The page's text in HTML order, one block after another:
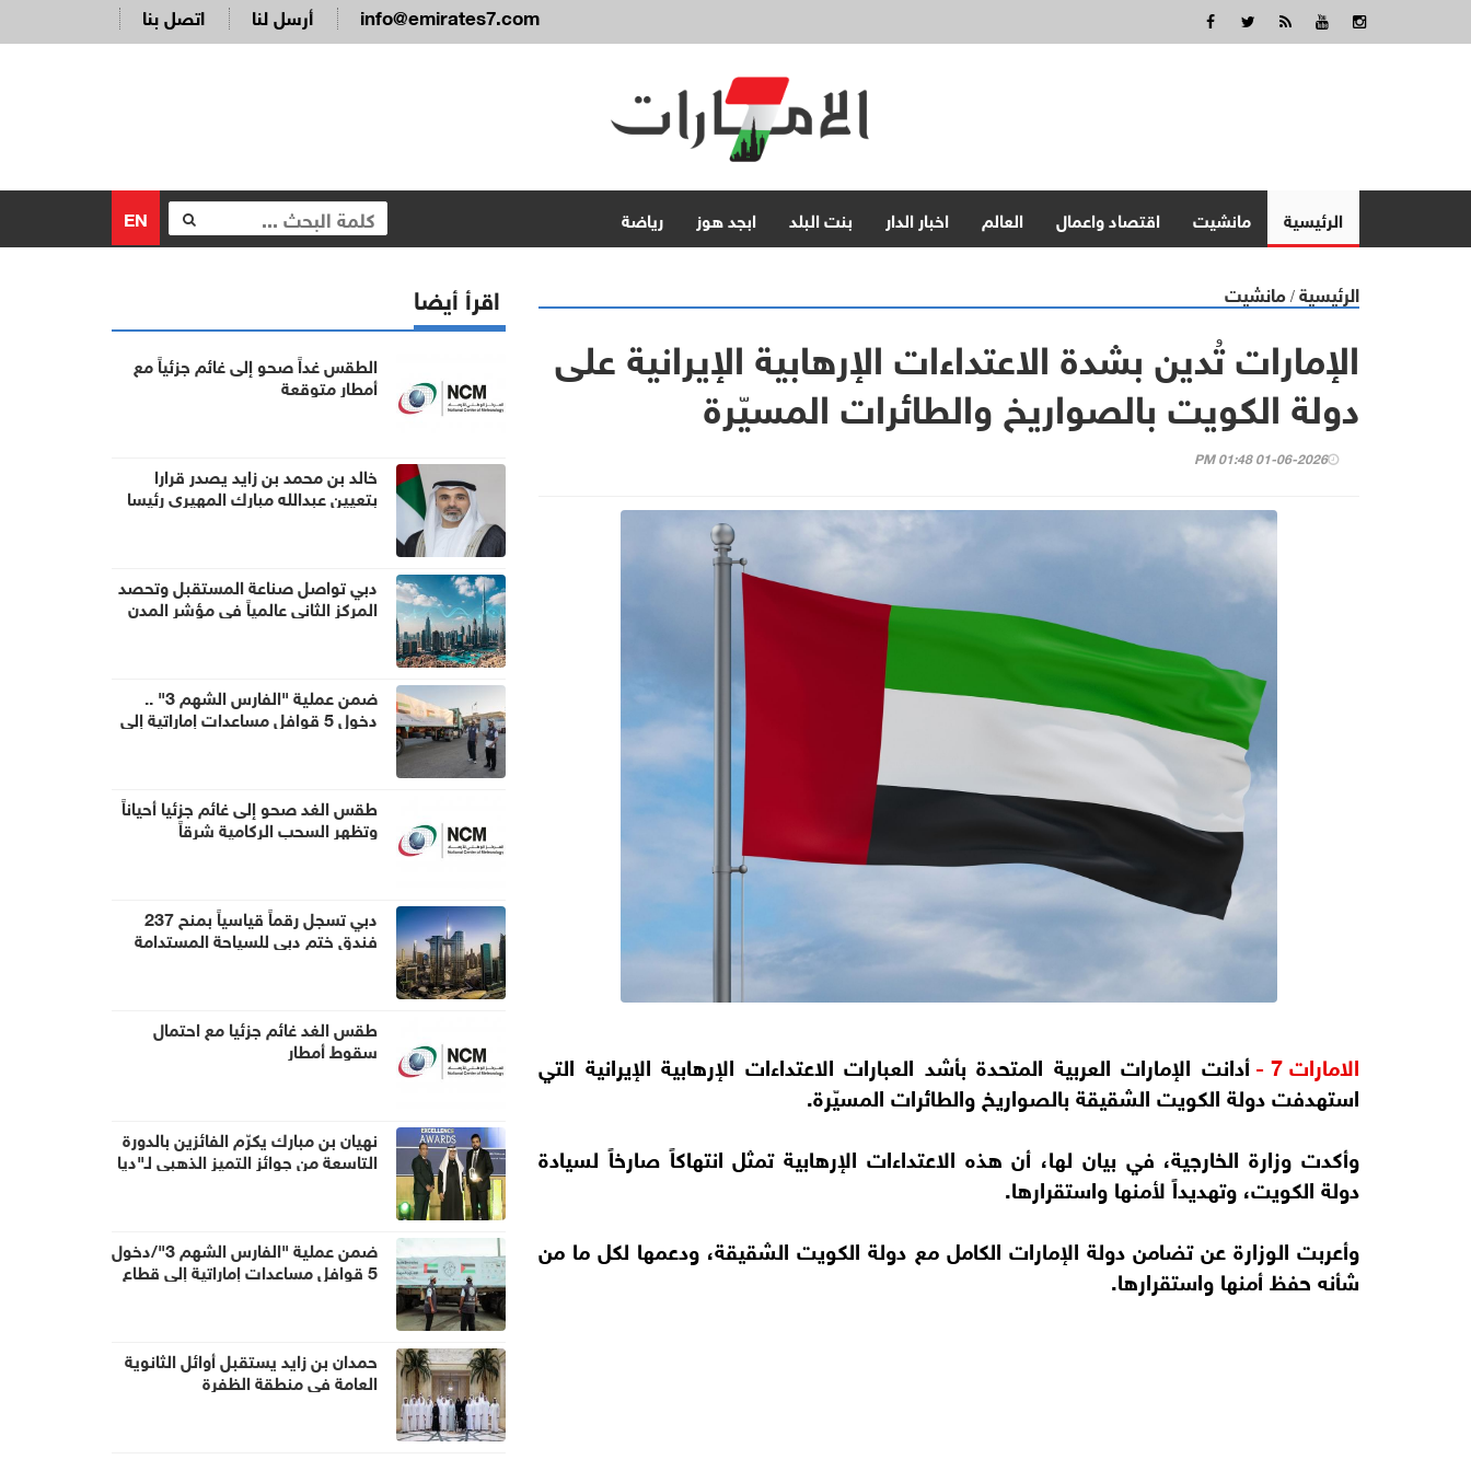
اتصل بنا أرسل لنا info@emirates7.com
الرئيسية مانشيت اقتصاد واعمال العالم اخبار الدار بنت البلد ابجد هوز رياضة EN
الرئيسية / مانشيت
الإمارات تُدين بشدة الاعتداءات الإرهابية الإيرانية على
دولة الكويت بالصواريخ والطائرات المسيّرة
01-06-2026 01:48 PM
الامارات 7 -
أدانت الإمارات العربية المتحدة بأشد العبارات الاعتداءات الإرهابية الإيرانية التي
استهدفت دولة الكويت الشقيقة بالصواريخ والطائرات المسيّرة.
وأكدت وزارة الخارجية، في بيان لها، أن هذه الاعتداءات الإرهابية تمثل انتهاكاً صارخاً لسيادة
دولة الكويت، وتهديداً لأمنها واستقرارها.
وأعربت الوزارة عن تضامن دولة الإمارات الكامل مع دولة الكويت الشقيقة، ودعمها لكل ما من
شأنه حفظ أمنها واستقرارها.
اقرأ أيضا
الطقس غداً صحو إلى غائم جزئياً مع
أمطار متوقعة
خالد بن محمد بن زايد يصدر قرارا
بتعيين عبدالله مبارك المهيري رئيسا
دبي تواصل صناعة المستقبل وتحصد
المركز الثاني عالمياً في مؤشر المدن
ضمن عملية "الفارس الشهم 3" ..
دخول 5 قوافل مساعدات إماراتية إلى
طقس الغد صحو إلى غائم جزئيا أحياناً
وتظهر السحب الركامية شرقاً
دبي تسجل رقماً قياسياً بمنح 237
فندق ختم دبي للسياحة المستدامة
طقس الغد غائم جزئيا مع احتمال
سقوط أمطار
نهيان بن مبارك يكرّم الفائزين بالدورة
التاسعة من جوائز التميز الذهبي لـ"ديا
ضمن عملية "الفارس الشهم 3"/دخول
5 قوافل مساعدات إماراتية إلى قطاع
حمدان بن زايد يستقبل أوائل الثانوية
العامة في منطقة الظفرة